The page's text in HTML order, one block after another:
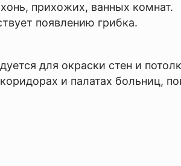
прихожих, ванных комнат.
появлению грибка.
для окраски стен и
и палатах больниц,